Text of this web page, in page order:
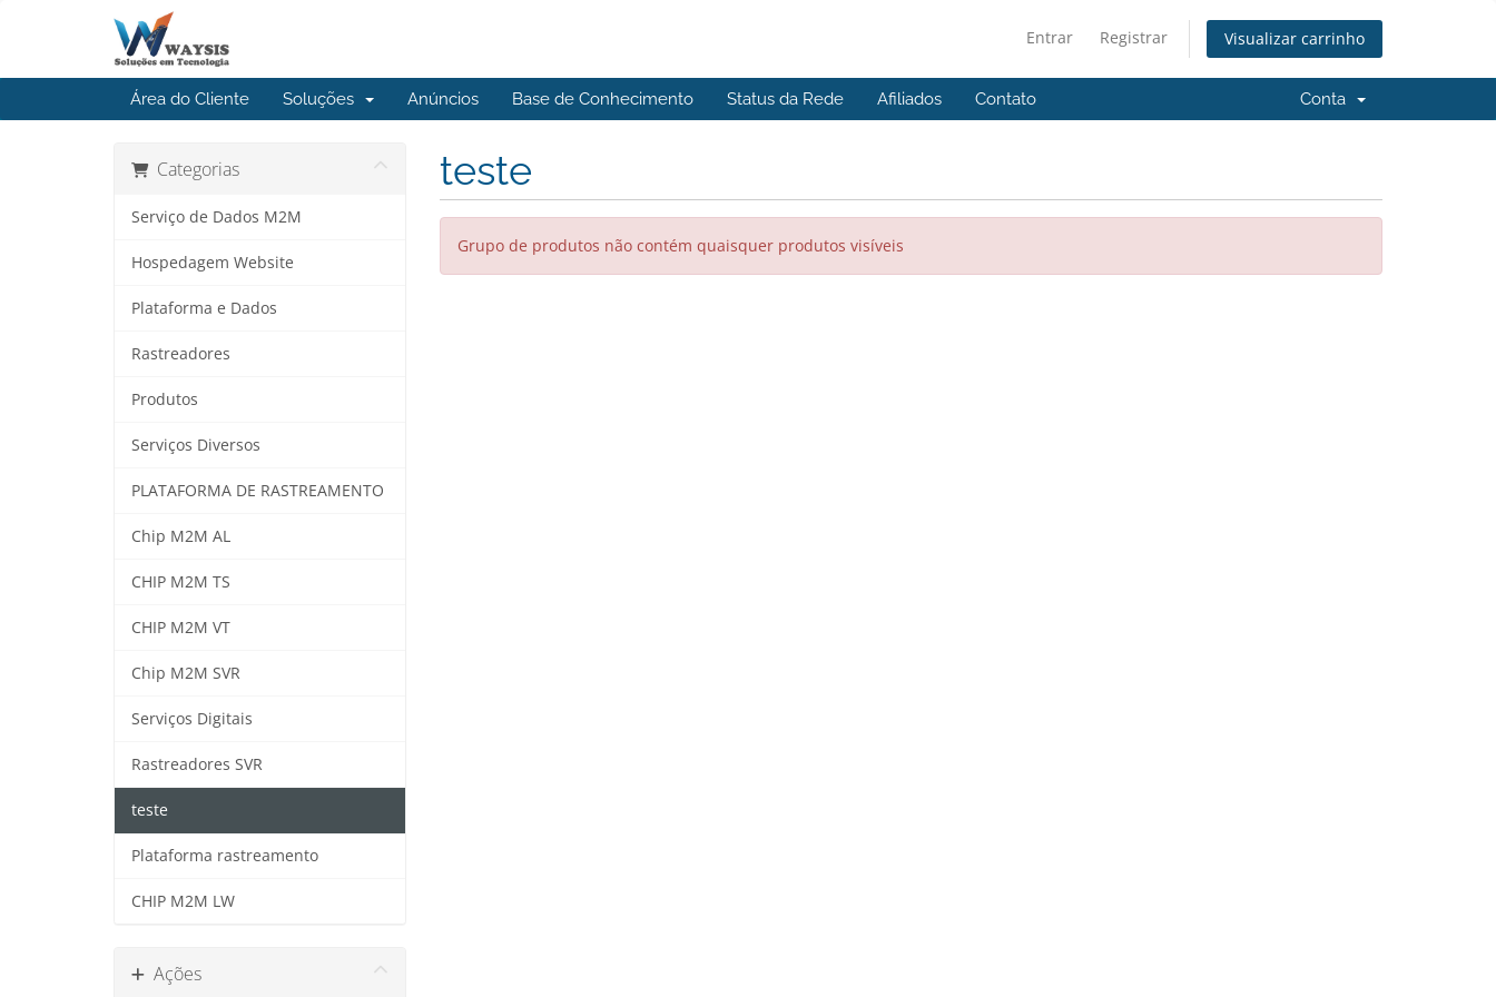
Entrar Registrar Visualizar carrinho
Área do Cliente Soluções Anúncios Base de Conhecimento Status da Rede Afiliados Contato Conta
Categorias
Serviço de Dados M2M
Hospedagem Website
Plataforma e Dados
Rastreadores
Produtos
Serviços Diversos
PLATAFORMA DE RASTREAMENTO
Chip M2M AL
CHIP M2M TS
CHIP M2M VT
Chip M2M SVR
Serviços Digitais
Rastreadores SVR
teste
Plataforma rastreamento
CHIP M2M LW
Ações
teste
Grupo de produtos não contém quaisquer produtos visíveis